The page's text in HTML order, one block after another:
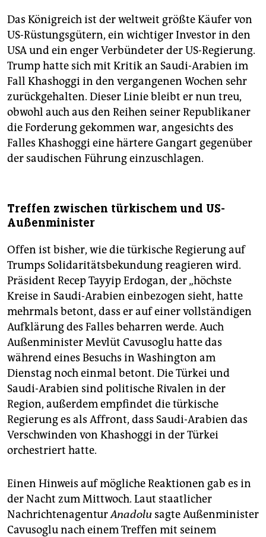
Das Königreich ist der weltweit größte Käufer von
US-Rüstungsgütern, ein wichtiger Investor in den
USA und ein enger Verbündeter der US-Regierung.
Trump hatte sich mit Kritik an Saudi-Arabien im
Fall Khashoggi in den vergangenen Wochen sehr
zurückgehalten. Dieser Linie bleibt er nun treu,
obwohl auch aus den Reihen seiner Republikaner
die Forderung gekommen war, angesichts des
Falles Khashoggi eine härtere Gangart gegenüber
der saudischen Führung einzuschlagen.
Treffen zwischen türkischem und US-
Außenminister
Offen ist bisher, wie die türkische Regierung auf
Trumps Solidaritätsbekundung reagieren wird.
Präsident Recep Tayyip Erdogan, der „höchste
Kreise in Saudi-Arabien einbezogen sieht, hatte
mehrmals betont, dass er auf einer vollständigen
Aufklärung des Falles beharren werde. Auch
Außenminister Mevlüt Cavusoglu hatte das
während eines Besuchs in Washington am
Dienstag noch einmal betont. Die Türkei und
Saudi-Arabien sind politische Rivalen in der
Region, außerdem empfindet die türkische
Regierung es als Affront, dass Saudi-Arabien das
Verschwinden von Khashoggi in der Türkei
orchestriert hatte.
Einen Hinweis auf mögliche Reaktionen gab es in
der Nacht zum Mittwoch. Laut staatlicher
NachrichtenagenturAnadolu sagte Außenminister
Cavusoglu nach einem Treffen mit seinem